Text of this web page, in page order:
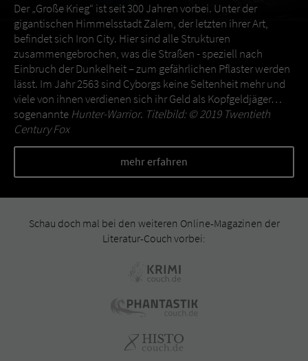
Der „Große Krieg“ ist seit 300 Jahren vorbei. Unter der
gigantischen Himmelsstadt Zalem, der letzten ihrer Art,
befindet sich Iron City. Hier sind alle Strukturen
zusammengebrochen, was die Straßen - speziell nach
Einbruch der Dunkelheit – zum gefährlichen Pflaster werden
lässt. Im Jahr 2563 sind Cyborgs keine Seltenheit mehr und
viele von ihnen verdienen sich ihr Geld als Kopfgeldjäger…
sogenannte Hunter-Warrior. Titelbild: © 2019 Twentieth
Century Fox
mehr erfahren
Schau doch mal bei den weiteren Online-Magazinen der
Literatur-Couch vorbei: